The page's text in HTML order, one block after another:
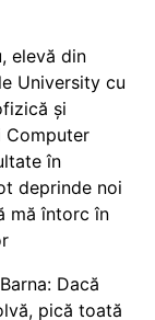
elevă din
University cu
și
Computer
în
deprinde noi
mă întorc în
Dacă
pică toată